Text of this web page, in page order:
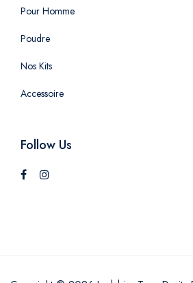
Pour Homme
Poudre
Nos Kits
Accessoire
Follow Us